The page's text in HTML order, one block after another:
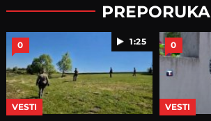
PREPORUKA
1:25
0
VESTI
0
VESTI